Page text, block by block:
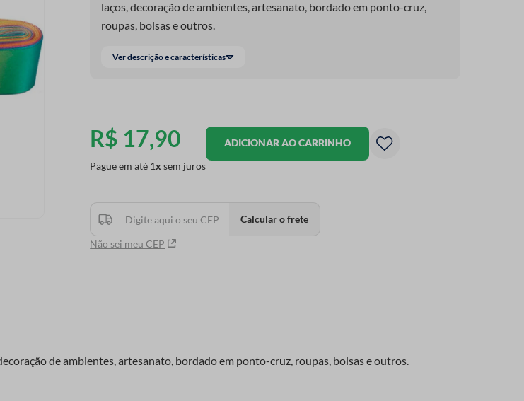
laços, decoração de ambientes, artesanato, bordado em ponto-cruz,
roupas, bolsas e outros.
Ver descrição e características
R$ 17,90
Pague em até 1 sem juros
ADICIONAR AO CARRINHO
Não sei meu CEP
Calcular o frete
de ambientes, artesanato, bordado em ponto-cruz, roupas, bolsas e outros.